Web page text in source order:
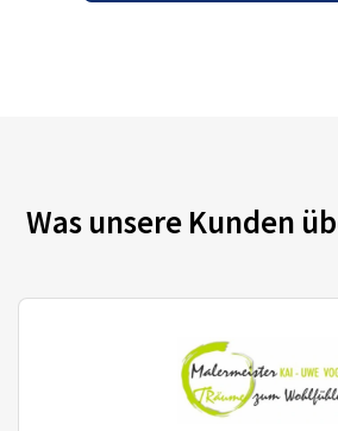
Was unsere Kunden